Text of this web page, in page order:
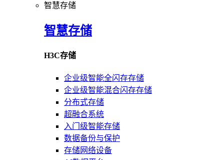
智慧存储
智慧存储
H3C存储
企业级智能全闪存存储
企业级智能混合闪存存储
分布式存储
超融合系统
入门级智能存储
数据备份与保护
存储网络设备